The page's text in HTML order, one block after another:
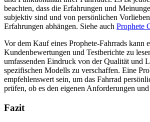
beachten, dass die Erfahrungen und
subjektiv sind und von persönlichen
Erfahrungen abhängen. Siehe auch Prophete
Vor dem Kauf eines Prophete-Fahrrads kann
Kundenbewertungen und Testberichte zu
umfassenden Eindruck von der Qualität und
spezifischen Modells zu verschaffen. Eine
empfehlenswert sein, um das Fahrrad
prüfen, ob es den eigenen Anforderungen
Fazit